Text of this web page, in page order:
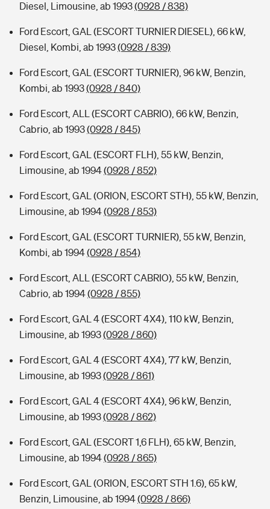
Diesel, Limousine, ab 1993(0928 / 838)
Ford Escort, GAL (ESCORT TURNIER DIESEL), 66 kW,
Diesel, Kombi, ab 1993(0928 / 839)
Ford Escort, GAL (ESCORT TURNIER), 96 kW, Benzin,
Kombi, ab 1993(0928 / 840)
Ford Escort, ALL (ESCORT CABRIO), 66 kW, Benzin,
Cabrio, ab 1993(0928 / 845)
Ford Escort, GAL (ESCORT FLH), 55 kW, Benzin,
Limousine, ab 1994(0928 / 852)
Ford Escort, GAL (ORION, ESCORT STH), 55 kW, Benzin,
Limousine, ab 1994(0928 / 853)
Ford Escort, GAL (ESCORT TURNIER), 55 kW, Benzin,
Kombi, ab 1994(0928 / 854)
Ford Escort, ALL (ESCORT CABRIO), 55 kW, Benzin,
Cabrio, ab 1994(0928 / 855)
Ford Escort, GAL 4 (ESCORT 4X4), 110 kW, Benzin,
Limousine, ab 1993(0928 / 860)
Ford Escort, GAL 4 (ESCORT 4X4), 77 kW, Benzin,
Limousine, ab 1993(0928 / 861)
Ford Escort, GAL 4 (ESCORT 4X4), 96 kW, Benzin,
Limousine, ab 1993(0928 / 862)
Ford Escort, GAL (ESCORT 1,6 FLH), 65 kW, Benzin,
Limousine, ab 1994(0928 / 865)
Ford Escort, GAL (ORION, ESCORT STH 1.6), 65 kW,
Benzin, Limousine, ab 1994(0928 / 866)